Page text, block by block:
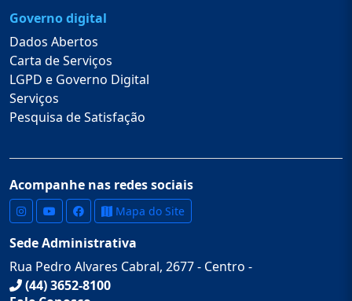
Governo digital
Dados Abertos
Carta de Serviços
LGPD e Governo Digital
Serviços
Pesquisa de Satisfação
Acompanhe nas redes sociais
Mapa do Site
Sede Administrativa
Rua Pedro Alvares Cabral, 2677 - Centro -
(44) 3652-8100